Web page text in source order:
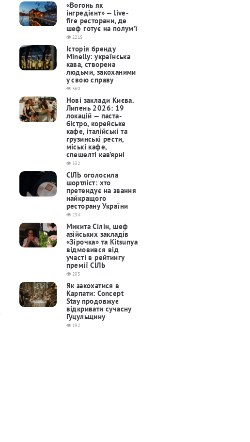
«Вогонь як
інгредієнт» — live-
fire ресторани, де
шеф готує на полум’ї
2215
Історія бренду
Minelly: українська
кава, створена
людьми, закоханими
у свою справу
360
Нові заклади Києва.
Липень 2026: 19
локацій — паста-
бістро, корейське
кафе, італійські та
грузинські рести,
міські кафе,
спешелті кав’ярні
332
СІЛЬ оголосила
шортліст: хто
претендує на звання
найкращого
ресторану України
234
Микита Сілін, шеф
азійських закладів
«Зірочка» та Kitsunya
відмовився від
участі в рейтингу
премії СІЛЬ
203
Як закохатися в
Карпати: Concept
Stay продовжує
відкривати сучасну
Гуцульщину
192